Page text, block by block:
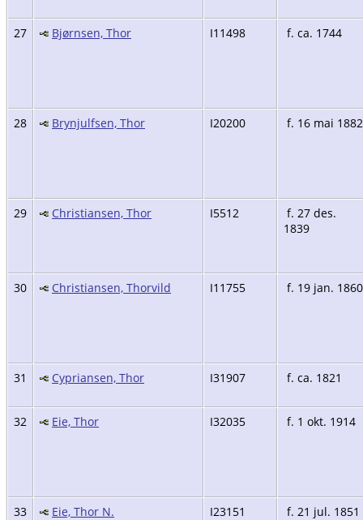
27 Bjørnsen, Thor I11498 f. ca. 1744
28 Brynjulfsen, Thor I20200 f. 16 mai 1882
29 Christiansen, Thor I5512
f. 27 des.
1839
30 Christiansen, Thorvild I11755 f. 19 jan. 1860
31 Cypriansen, Thor I31907 f. ca. 1821
32 Eie, Thor I32035 f. 1 okt. 1914
33 Eie, Thor N. I23151 f. 21 jul. 1851